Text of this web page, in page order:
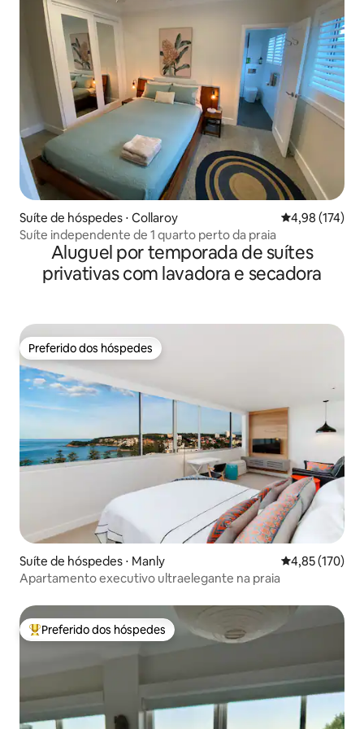
Suíte de hóspedes ⋅ Collaroy 4,98 de uma
4,98 (174)
Suíte independente de 1 quarto perto da praia
Aluguel por temporada de suítes
privativas com lavadora e secadora
Preferido dos hóspedes
Preferido dos hóspedes
Suíte de hóspedes ⋅ Manly 4,85 de uma
4,85 (170)
Apartamento executivo ultraelegante na praia
Entre os melhores preferidos dos hóspedes
Preferido dos hóspedes